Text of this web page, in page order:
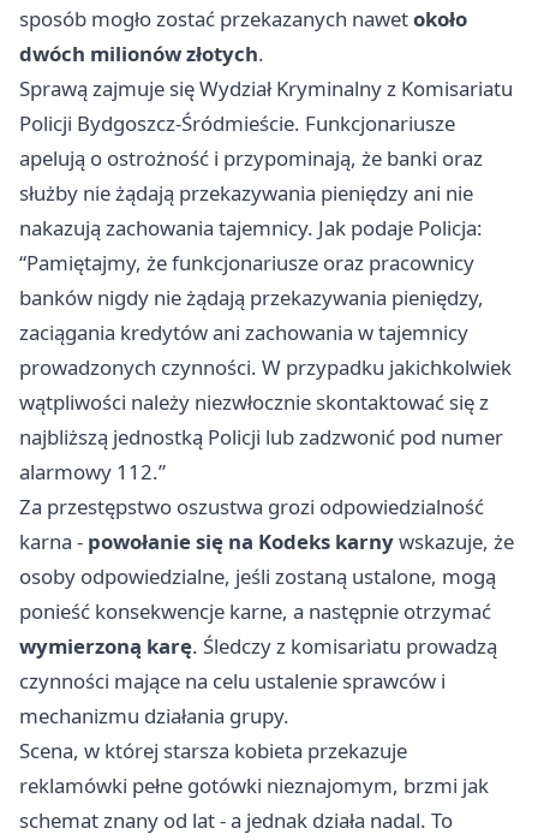
sposób mogło zostać przekazanych nawetokoło
dwóch milionów złotych.
Sprawą zajmuje się Wydział Kryminalny z Komisariatu
Policji Bydgoszcz-Śródmieście. Funkcjonariusze
apelują o ostrożność i przypominają, że banki oraz
służby nie żądają przekazywania pieniędzy ani nie
nakazują zachowania tajemnicy. Jak podaje Policja:
“Pamiętajmy, że funkcjonariusze oraz pracownicy
banków nigdy nie żądają przekazywania pieniędzy,
zaciągania kredytów ani zachowania w tajemnicy
prowadzonych czynności. W przypadku jakichkolwiek
wątpliwości należy niezwłocznie skontaktować się z
najbliższą jednostką Policji lub zadzwonić pod numer
alarmowy 112.”
Za przestępstwo oszustwa grozi odpowiedzialność
karna - powołanie się na Kodeks karnywskazuje, że
osoby odpowiedzialne, jeśli zostaną ustalone, mogą
ponieść konsekwencje karne, a następnie otrzymać
wymierzoną karę. Śledczy z komisariatu prowadzą
czynności mające na celu ustalenie sprawców i
mechanizmu działania grupy.
Scena, w której starsza kobieta przekazuje
reklamówki pełne gotówki nieznajomym, brzmi jak
schemat znany od lat - a jednak działa nadal. To